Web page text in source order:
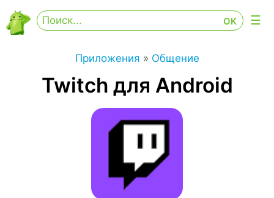
Приложения » Общение
Twitch для Android